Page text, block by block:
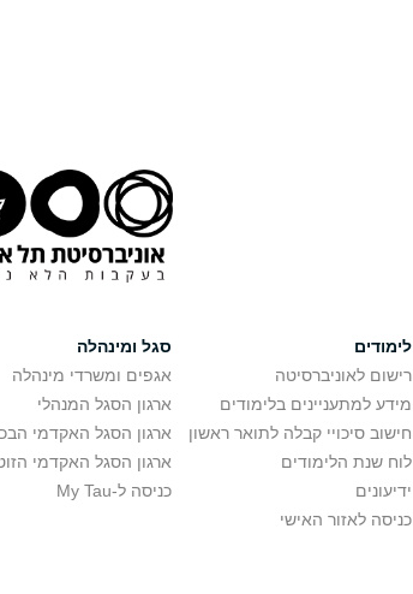
לימודים
רישום לאוניברסיטה
מידע למתעניינים בלימודים
חישוב סיכויי קבלה לתואר ראשון
לוח שנת הלימודים
ידיעונים
כניסה לאזור האישי
סגל ומינהלה
אגפים ומשרדי מינהלה
ארגון הסגל המנהלי
ארגון הסגל האקדמי
ארגון הסגל האקדמי
כניסה ל-My Tau